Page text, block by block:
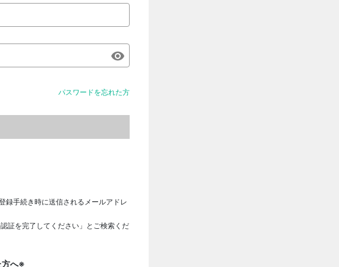
パスワードを忘れた方
録手続き時に送信されるメールアドレ
証を完了してください」とご検索くだ
方へ※